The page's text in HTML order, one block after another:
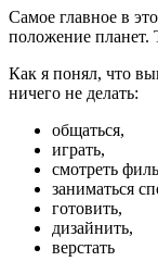
Самое главное в
положение
Как я понял, что
ничего не делать:
общаться,
играть,
смотреть
заниматься
готовить,
дизайнить,
верстать